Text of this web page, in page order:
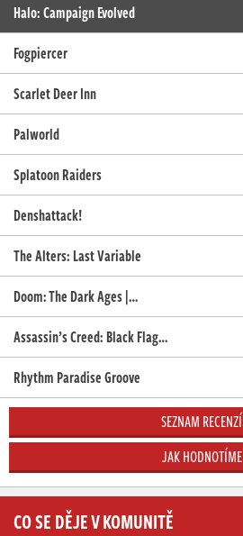
Halo: Campaign Evolved
Fogpiercer
Scarlet Deer Inn
Palworld
Splatoon Raiders
Denshattack!
The Alters: Last Variable
Doom: The Dark Ages |…
Assassin’s Creed: Black Flag…
Rhythm Paradise Groove
SEZNAM RECENZÍ
JAK HODNOTÍME
CO SE DĚJE V KOMUNITĚ